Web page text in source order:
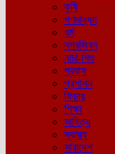
কৃষি
গণমাধ্যম
ধর্ম
নগরজিবন
নারি-শিশু
প্রবাস
প্রশাসন
ফিচার
শিক্ষা
সাহিত্য
স্বাস্থ্য
সারাদেশ